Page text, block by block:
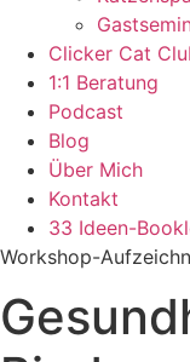
Clicker Cat
1:1 Beratung
Podcast
Blog
Über Mich
Kontakt
33 Ideen-
Workshop-